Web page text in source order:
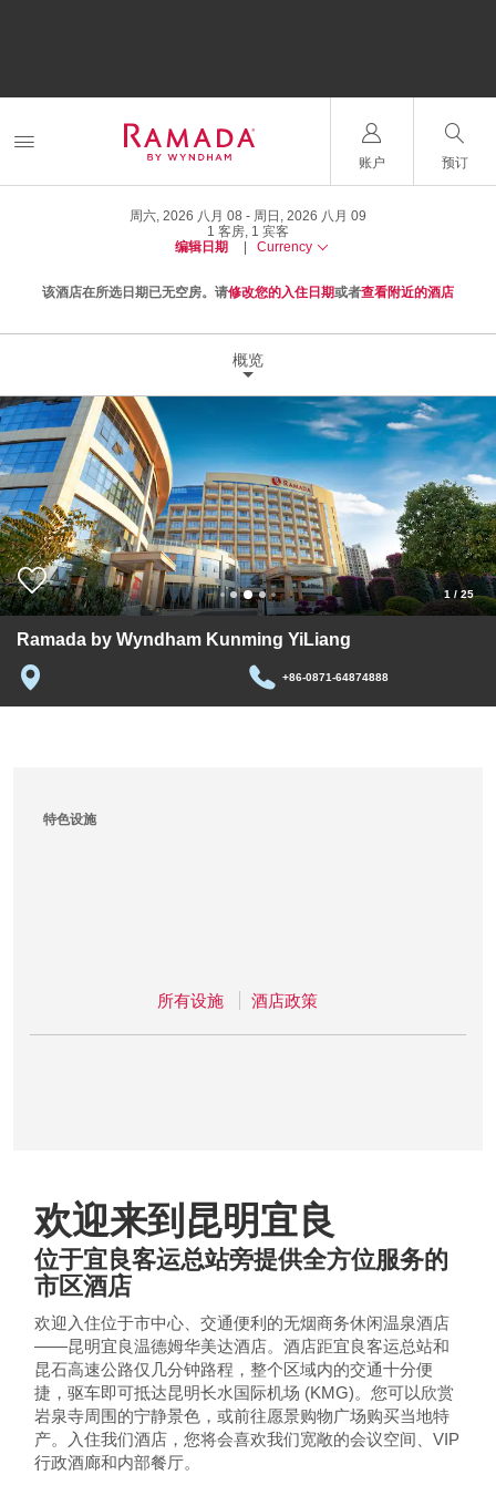
账户 预订
周六, 2026 八月 08
周日, 2026 八月 09
1 客房, 1 宾客
编辑日期
Currency
该酒店在所选日期已无空房。请修改您的入住日期或者查看附近的酒店
概览
1 / 25
Ramada by Wyndham Kunming YiLiang
+86-0871-64874888
特色设施
所有设施 酒店政策
欢迎来到昆明宜良
位于宜良客运总站旁提供全方位服务的
市区酒店
欢迎入住位于市中心、交通便利的无烟商务休闲温泉酒店
——昆明宜良温德姆华美达酒店。酒店距宜良客运总站和
昆石高速公路仅几分钟路程，整个区域内的交通十分便
捷，驱车即可抵达昆明长水国际机场 (KMG)。您可以欣赏
岩泉寺周围的宁静景色，或前往愿景购物广场购买当地特
产。入住我们酒店，您将会喜欢我们宽敞的会议空间、VIP
行政酒廊和内部餐厅。